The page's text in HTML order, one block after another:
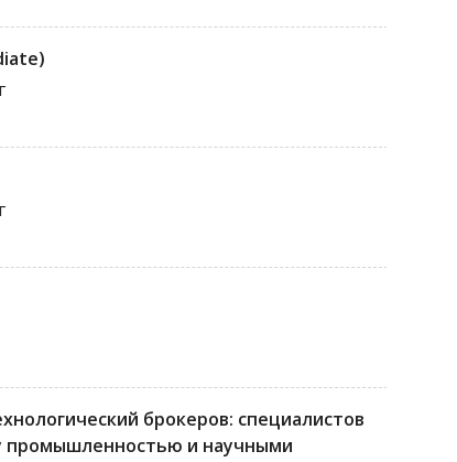
брокеров: специалистов
и научными